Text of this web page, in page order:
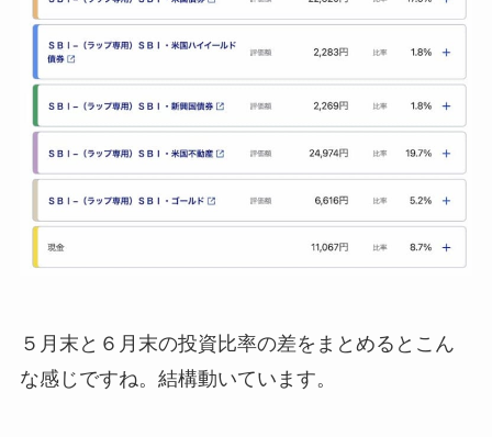
５月末と６月末の投資比率の差をまとめるとこん
な感じですね。結構動いています。